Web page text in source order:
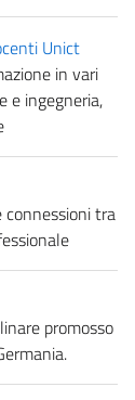
Unict
in vari
e ingegneria,
connessioni tra
promosso